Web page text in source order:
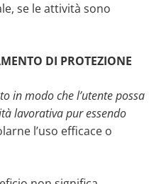
se le attività sono
DI PROTEZIONE
in modo che l’utente possa
lavorativa pur essendo
l’uso efficace o